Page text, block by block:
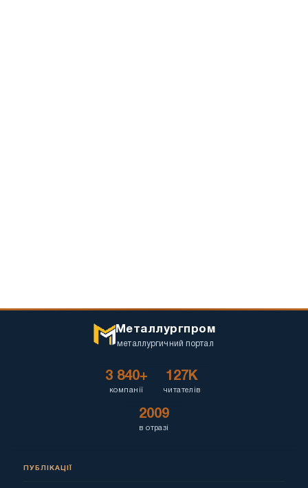
Металлургпром
металлургичний портал
3 840+
компанії
127K
читателів
2009
в отразі
ПУБЛІКАЦІЇ